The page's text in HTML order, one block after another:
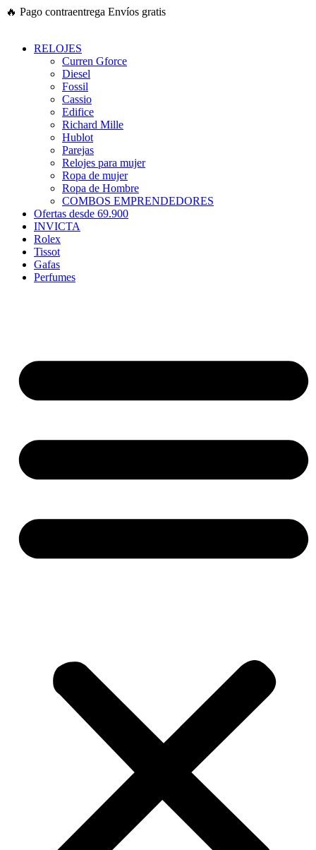
Ir
🔥 Pago contraentrega Envíos gratis
RELOJES
Curren Gforce
Diesel
Fossil
Cassio
Edifice
Richard Mille
Hublot
Parejas
Relojes para mujer
Ropa de mujer
Ropa de Hombre
COMBOS EMPRENDEDORES
Ofertas desde 69.900
INVICTA
Rolex
Tissot
Gafas
Perfumes